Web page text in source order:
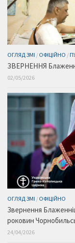
ОГЛЯД ЗМІ / ОФІЦІЙНО /
ЗВЕРНЕННЯ
02/05/2026
ОГЛЯД ЗМІ / ОФІЦІЙНО
Звернення
роковин
24/04/2026